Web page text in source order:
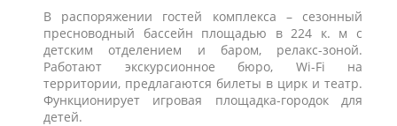
В распоряжении гостей комплекса – сезонный
пресноводный бассейн площадью в 224 к. м с
детским отделением и баром, релакс-зоной.
Работают экскурсионное бюро, Wi-Fi на
территории, предлагаются билеты в цирк и театр.
Функционирует игровая площадка-городок для
детей.